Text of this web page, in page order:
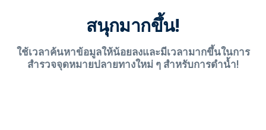
สนุกมากขึ้น!
ใช้เวลาค้นหาข้อมูลให้น้อยลงและมีเวลามากขึ้นในการ
สำรวจจุดหมายปลายทางใหม่ ๆ สำหรับการดำน้ำ!